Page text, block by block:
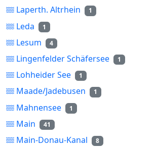
Laperth. Altrhein 1
Leda 1
Lesum 4
Lingenfelder Schäfersee 1
Lohheider See 1
Maade/Jadebusen 1
Mahnensee 1
Main 41
Main-Donau-Kanal 8